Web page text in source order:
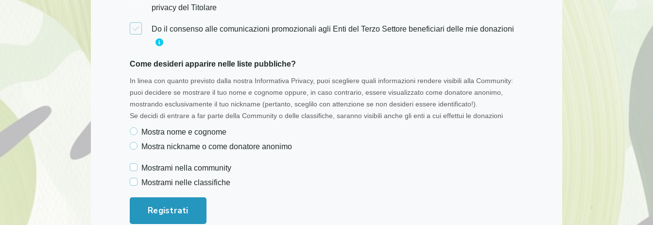
privacy del Titolare
Do il consenso alle comunicazioni promozionali agli Enti del Terzo Settore beneficiari delle mie donazioni
Come desideri apparire nelle liste pubbliche?
In linea con quanto previsto dalla nostra Informativa Privacy, puoi scegliere quali informazioni rendere visibili alla Community:
puoi decidere se mostrare il tuo nome e cognome oppure, in caso contrario, essere visualizzato come donatore anonimo,
mostrando esclusivamente il tuo nickname (pertanto, sceglilo con attenzione se non desideri essere identificato!).
Se decidi di entrare a far parte della Community o delle classifiche, saranno visibili anche gli enti a cui effettui le donazioni
Mostra nome e cognome
Mostra nickname o come donatore anonimo
Mostrami nella community
Mostrami nelle classifiche
Registrati